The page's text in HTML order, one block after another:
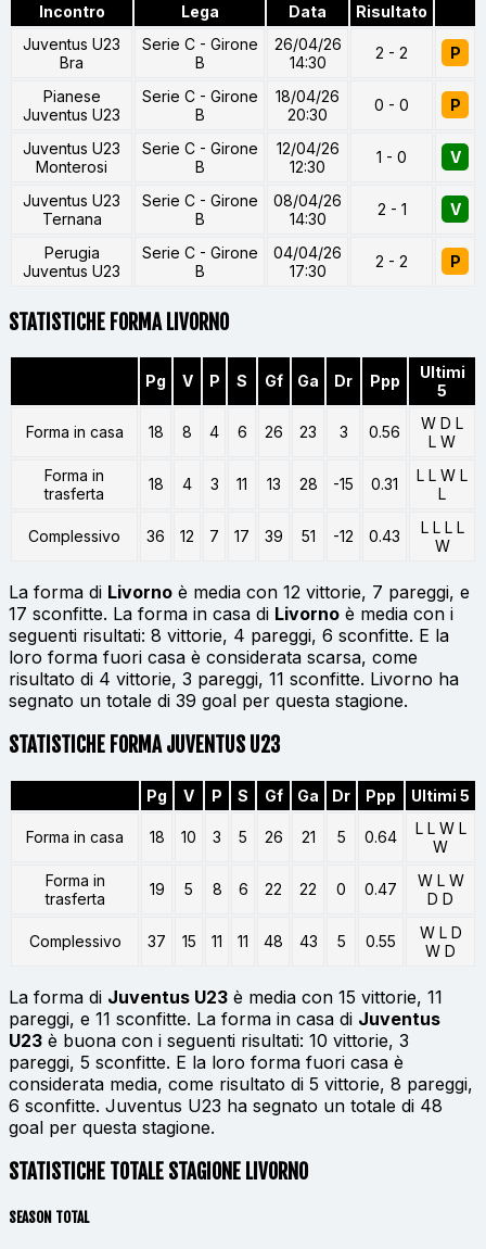
Incontro Lega Data
Risultato
Juventus U23
Bra
Serie C - Girone
B
26/04/26
14:30
2 - 2 P
Pianese
Juventus U23
Serie C - Girone
B
18/04/26
20:30
0 - 0 P
Juventus U23
Monterosi
Serie C - Girone
B
12/04/26
12:30
1 - 0 V
Juventus U23
Ternana
Serie C - Girone
B
08/04/26
14:30
2 - 1 V
Perugia
Juventus U23
Serie C - Girone
B
04/04/26
17:30
2 - 2 P
STATISTICHE FORMA LIVORNO
Pg V P S Gf Ga Dr Ppp
Ultimi
5
Forma in casa 18 8 4 6 26 23 3 0.56
W D L
L W
Forma in
trasferta
18 4 3 11 13 28 -15 0.31
L L W L
L
Complessivo 36 12 7 17 39 51 -12 0.43
L L L L
W
La forma di Livorno è media con 12 vittorie, 7 pareggi, e
17 sconfitte. La forma in casa di Livorno è media con i
seguenti risultati: 8 vittorie, 4 pareggi, 6 sconfitte. E la
loro forma fuori casa è considerata scarsa, come
risultato di 4 vittorie, 3 pareggi, 11 sconfitte. Livorno ha
segnato un totale di 39 goal per questa stagione.
STATISTICHE FORMA JUVENTUS U23
Pg V P S Gf Ga Dr Ppp Ultimi 5
Forma in casa 18 10 3 5 26 21 5 0.64
L L W L
W
Forma in
trasferta
19 5 8 6 22 22 0 0.47
W L W
D D
Complessivo 37 15 11 11 48 43 5 0.55
W L D
W D
La forma di Juventus U23 è media con 15 vittorie, 11
pareggi, e 11 sconfitte. La forma in casa di Juventus
U23 è buona con i seguenti risultati: 10 vittorie, 3
pareggi, 5 sconfitte. E la loro forma fuori casa è
considerata media, come risultato di 5 vittorie, 8 pareggi,
6 sconfitte. Juventus U23 ha segnato un totale di 48
goal per questa stagione.
STATISTICHE TOTALE STAGIONE LIVORNO
SEASON TOTAL